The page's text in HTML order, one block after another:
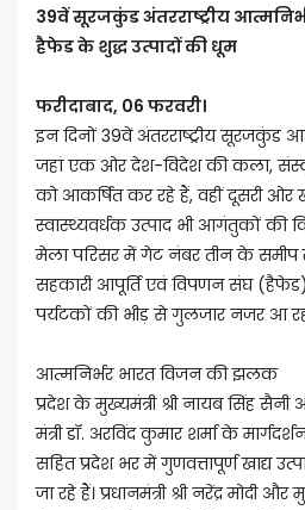
39वें सूरजकुंड अंतरराष्ट्रीय
हैफेड के शुद्ध उत्पादों की धूम
फरीदाबाद, 06 फरवरी।
इन दिनों 39वें अंतरराष्ट्रीय सूरजकुंड
जहां एक ओर देश-विदेश की कला,
को आकर्षित कर रहे हैं, वहीं दूसरी ओर
स्वास्थ्यवर्धक उत्पाद भी आगंतुकों की
मेला परिसर में गेट नंबर तीन के समीप
सहकारी आपूर्ति एवं विपणन संघ
पर्यटकों की भीड़ से गुलजार नजर आ
आत्मनिर्भर भारत विजन की झलक
प्रदेश के मुख्यमंत्री श्री नायब सिंह
मंत्री डॉ. अरविंद कुमार शर्मा के
सहित प्रदेश भर में गुणवत्तापूर्ण खाद्य
जा रहे हैं। प्रधानमंत्री श्री नरेंद्र मोदी